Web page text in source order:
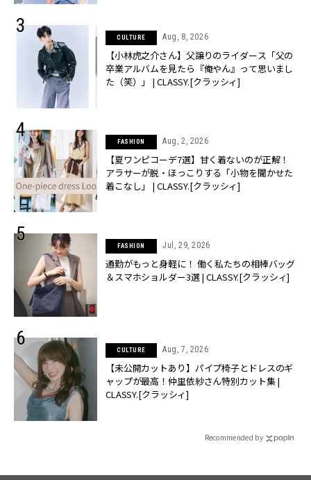
CULTURE Aug, 8, 2026
【小林虎之介さん】父譲りのライダース「父の
卒業アルバムを見たら『俺やん』って思いまし
た（笑）」 | CLASSY.[クラッシィ]
FASHION Aug, 2, 2026
【夏ワンピコーデ7選】甘く着ないのが正解！
アラサーが脱・ほっこりする「小物を聞かせた
着こなし」 | CLASSY.[クラッシィ]
FASHION Jul, 29, 2026
通勤がもっと身軽に！ 働く私たちの相棒バッグ
＆スマホショルダー3選 | CLASSY.[クラッシィ]
CULTURE Aug, 7, 2026
【未公開カットあり】パイプ椅子とドレスのギ
ャップが最高！仲里依紗さん特別カット集 |
CLASSY.[クラッシィ]
Recommended by